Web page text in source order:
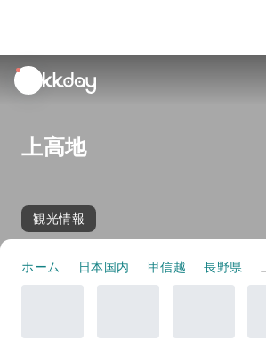
unread
notifications
上高地
観光情報
ホーム 日本国内 甲信越 長野県